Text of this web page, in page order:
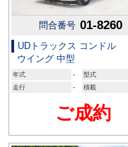
問合番号 01-8260
UDトラックス コンドル
ウイング 中型
年式 - 型式
走行
- 積載
ご成約